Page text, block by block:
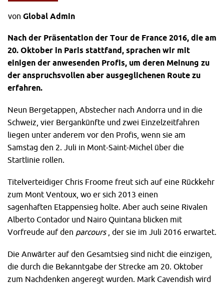
von Global Admin
Nach der Präsentation der Tour de France 2016, die am
20. Oktober in Paris stattfand, sprachen wir mit
einigen der anwesenden Profis, um deren Meinung zu
der anspruchsvollen aber ausgeglichenen Route zu
erfahren.
Neun Bergetappen, Abstecher nach Andorra und in die
Schweiz, vier Bergankünfte und zwei Einzelzeitfahren
liegen unter anderem vor den Profis, wenn sie am
Samstag den 2. Juli in Mont-Saint-Michel über die
Startlinie rollen.
Titelverteidiger Chris Froome freut sich auf eine Rückkehr
zum Mont Ventoux, wo er sich 2013 einen
sagenhaften Etappensieg holte. Aber auch seine Rivalen
Alberto Contador und Nairo Quintana blicken mit
Vorfreude auf den parcours , der sie im Juli 2016 erwartet.
Die Anwärter auf den Gesamtsieg sind nicht die einzigen,
die durch die Bekanntgabe der Strecke am 20. Oktober
zum Nachdenken angeregt wurden. Mark Cavendish wird